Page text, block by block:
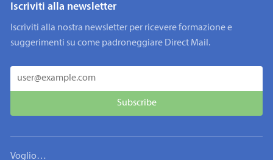
Iscriviti alla newsletter
Iscriviti alla nostra newsletter per ricevere formazione e
suggerimenti su come padroneggiare Direct Mail.
Voglio…